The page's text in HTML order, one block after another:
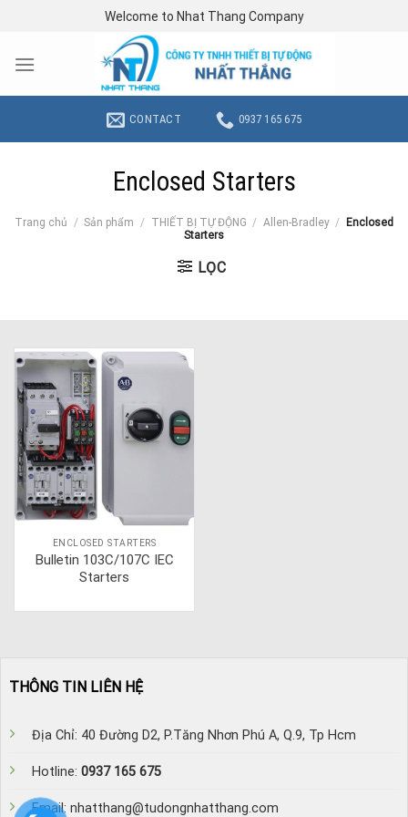
content
Welcome to Nhat Thang Company
CONTACT 0937 165 675
Enclosed Starters
Trang chủ / Sản phẩm / THIẾT BỊ TỰ ĐỘNG / Allen-Bradley /
Enclosed
Starters
LỌC
ENCLOSED STARTERS
Bulletin 103C/107C IEC
Starters
THÔNG TIN LIÊN HỆ
Địa Chỉ: 40 Đường D2, P.Tăng Nhơn Phú A, Q.9, Tp Hcm
Hotline: 0937 165 675
Email: nhatthang@tudongnhatthang.com